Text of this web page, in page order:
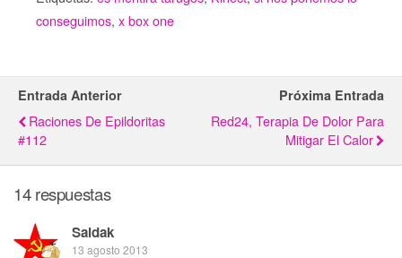
conseguimos, x box one
Entrada Anterior
Raciones De Epildoritas
#112
Próxima Entrada
Red24, Terapia De Dolor Para
Mitigar El Calor
14 respuestas
Saidak
13 agosto 2013